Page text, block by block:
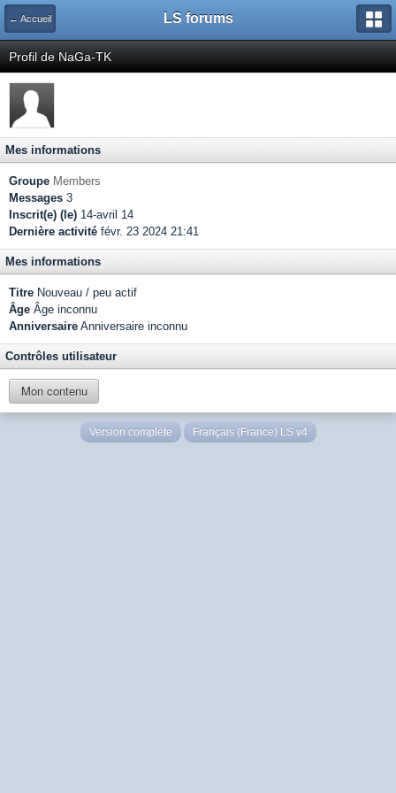
← Accueil LS forums
Profil de NaGa-TK
Mes informations
Groupe Members
Messages 3
Inscrit(e) (le) 14-avril 14
Dernière activité févr. 23 2024 21:41
Mes informations
Titre Nouveau / peu actif
Âge Âge inconnu
Anniversaire Anniversaire inconnu
Contrôles utilisateur
Mon contenu
Version complète Français (France) LS v4